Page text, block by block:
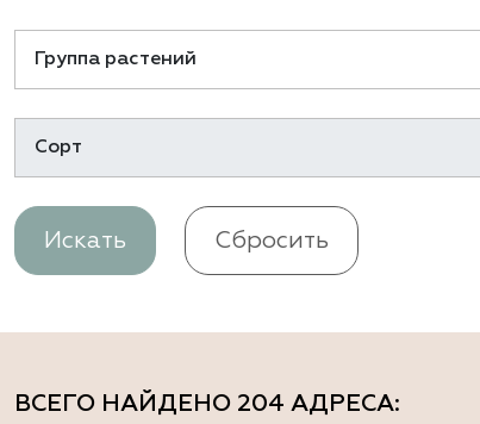
Искать Сбросить
ВСЕГО НАЙДЕНО 204 АДРЕСА: